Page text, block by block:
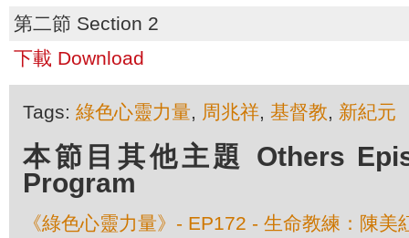
第二節 Section 2
下載 Download
Tags: 綠色心靈力量, 周兆祥, 基督教, 新紀元
本節目其他主題 Others
Program
《綠色心靈力量》- EP172 - 生命教練：陳美